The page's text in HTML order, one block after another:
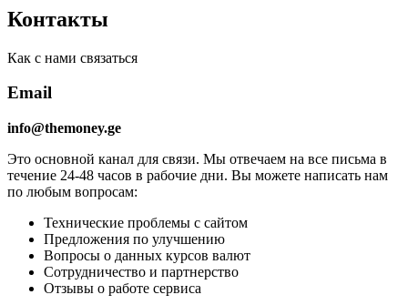
Контакты
Как с нами связаться
Email
info@themoney.ge
Это основной канал для связи. Мы отвечаем на все письма в
течение 24-48 часов в рабочие дни. Вы можете написать нам
по любым вопросам:
Технические проблемы с сайтом
Предложения по улучшению
Вопросы о данных курсов валют
Сотрудничество и партнерство
Отзывы о работе сервиса